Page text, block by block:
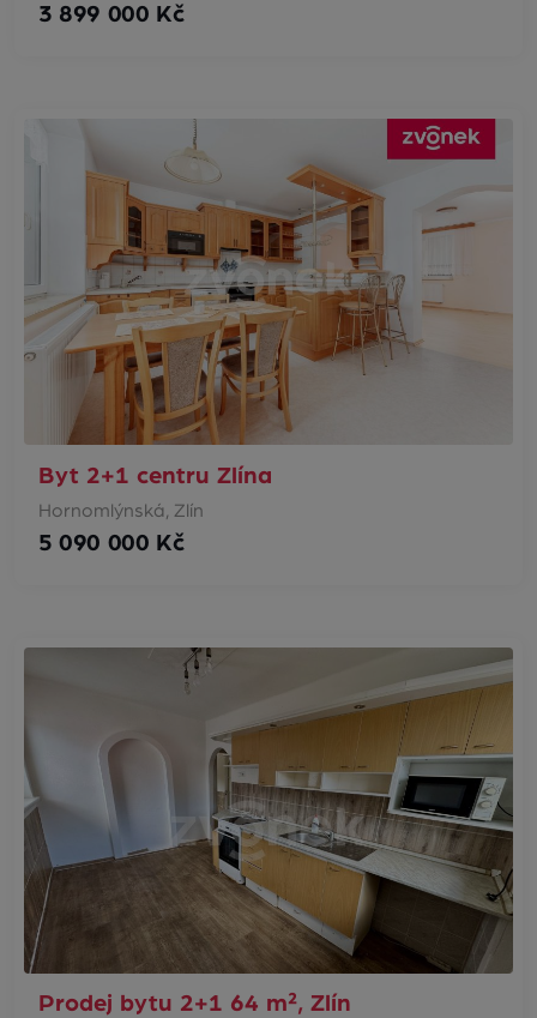
3 899 000 Kč
Byt 2+1 centru Zlína
Hornomlýnská, Zlín
5 090 000 Kč
Prodej bytu 2+1 64 m², Zlín